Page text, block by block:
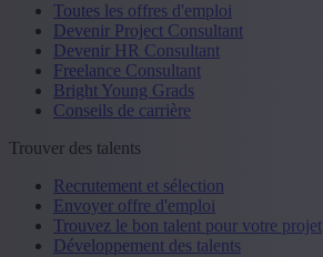
Toutes les offres d'emploi
Devenir Project Consultant
Devenir HR Consultant
Freelance Consultant
Bright Young Grads
Conseils de carrière
Trouver des talents
Recrutement et sélection
Envoyer offre d'emploi
Trouvez le bon talent pour votre projet
Développement des talents